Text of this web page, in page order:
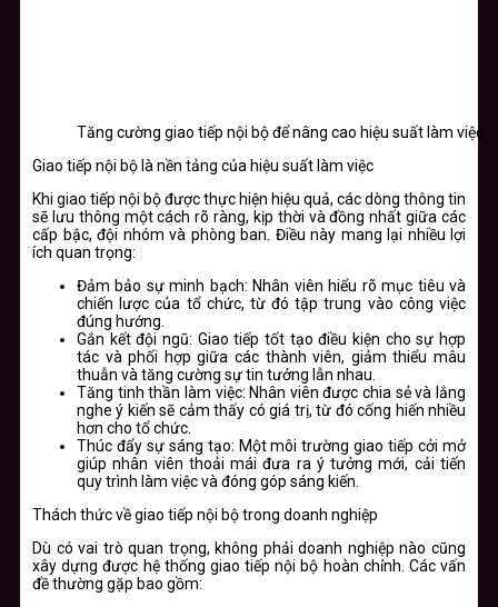
Tăng cường giao tiếp nội bộ để nâng cao hiệu suất làm việc
Giao tiếp nội bộ là nền tảng của hiệu suất làm việc
Khi giao tiếp nội bộ được thực hiện hiệu quả, các dòng thông tin
sẽ lưu thông một cách rõ ràng, kịp thời và đồng nhất giữa các
cấp bậc, đội nhóm và phòng ban. Điều này mang lại nhiều lợi
ích quan trọng:
Đảm bảo sự minh bạch: Nhân viên hiểu rõ mục tiêu và
chiến lược của tổ chức, từ đó tập trung vào công việc
đúng hướng.
Gắn kết đội ngũ: Giao tiếp tốt tạo điều kiện cho sự hợp
tác và phối hợp giữa các thành viên, giảm thiểu mâu
thuẫn và tăng cường sự tin tưởng lẫn nhau.
Tăng tinh thần làm việc: Nhân viên được chia sẻ và lắng
nghe ý kiến sẽ cảm thấy có giá trị, từ đó cống hiến nhiều
hơn cho tổ chức.
Thúc đẩy sự sáng tạo: Một môi trường giao tiếp cởi mở
giúp nhân viên thoải mái đưa ra ý tưởng mới, cải tiến
quy trình làm việc và đóng góp sáng kiến.
Thách thức về giao tiếp nội bộ trong doanh nghiệp
Dù có vai trò quan trọng, không phải doanh nghiệp nào cũng
xây dựng được hệ thống giao tiếp nội bộ hoàn chỉnh. Các vấn
đề thường gặp bao gồm: